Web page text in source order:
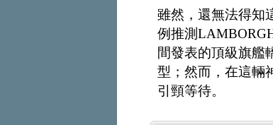
雖然，還無法得知
例推測
間發表的頂級旗艦
型；然而，在這輛
引頸等待。